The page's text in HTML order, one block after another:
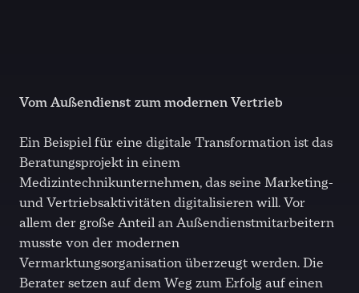
Vom Außendienst zum modernen Vertrieb
Ein Beispiel für eine digitale Transformation ist das
Beratungsprojekt in einem
Medizintechnikunternehmen, das seine Marketing-
und Vertriebsaktivitäten digitalisieren will. Vor
allem der große Anteil an Außendienstmitarbeitern
musste von der modernen
Vermarktungsorganisation überzeugt werden. Die
Berater setzen auf dem Weg zum Erfolg auf einen